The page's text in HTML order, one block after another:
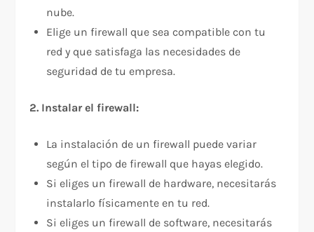
nube.
Elige un firewall que sea compatible con tu
red y que satisfaga las necesidades de
seguridad de tu empresa.
2. Instalar el firewall:
La instalación de un firewall puede variar
según el tipo de firewall que hayas elegido.
Si eliges un firewall de hardware, necesitarás
instalarlo físicamente en tu red.
Si eliges un firewall de software, necesitarás